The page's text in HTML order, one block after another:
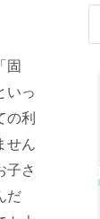
固
いっ
の利
せん
子さ
だ